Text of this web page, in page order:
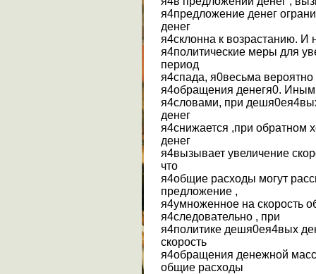
я4предложение денег
денег
я4склонна к возрастанию. И
я4политические меры для
период
я4спада, я0весьма
я4обращения денегя0.
я4словами, при
денег
я4снижается ,при обратном
денег
я4вызывает увеличение
что
я4общие расходы могут
предложение ,
я4умноженное на скорость
я4следовательно , при
я4политике дешя0ея4вых
скорость
я4обращения денежной
общие расходы